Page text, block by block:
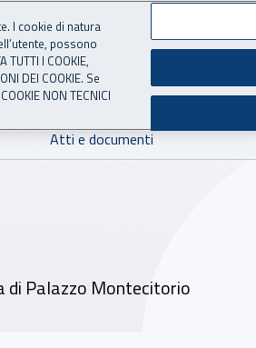
Atti e documenti
di Palazzo Montecitorio
I cookie di natura
possono
I COOKIE,
DEI COOKIE. Se
NON TECNICI